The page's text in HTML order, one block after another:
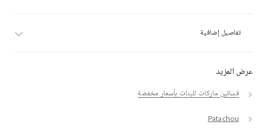
عرض المزيد
فساتين ماركات للبنات بأسعار مخفضة
Patachou
تفاصيل إضافية